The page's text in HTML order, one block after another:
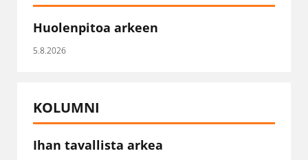
Huolenpitoa arkeen
5.8.2026
KOLUMNI
Ihan tavallista arkea